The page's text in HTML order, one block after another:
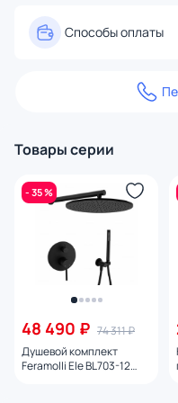
Способы оплаты
Товары серии
- 35 %
48 490 ₽ 74 311 ₽
Душевой комплект
Feramolli Ele BL703-12